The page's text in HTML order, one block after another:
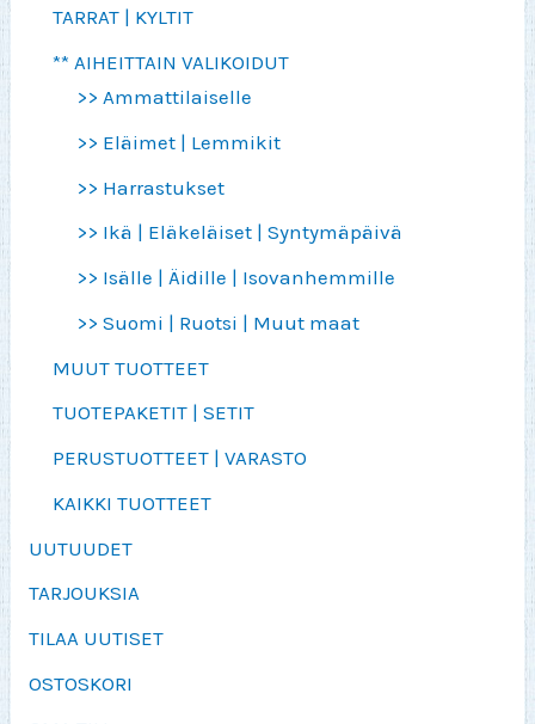
TARRAT | KYLTIT
** AIHEITTAIN VALIKOIDUT
>> Ammattilaiselle
>> Eläimet | Lemmikit
>> Harrastukset
>> Ikä | Eläkeläiset | Syntymäpäivä
>> Isälle | Äidille | Isovanhemmille
>> Suomi | Ruotsi | Muut maat
MUUT TUOTTEET
TUOTEPAKETIT | SETIT
PERUSTUOTTEET | VARASTO
KAIKKI TUOTTEET
UUTUUDET
TARJOUKSIA
TILAA UUTISET
OSTOSKORI